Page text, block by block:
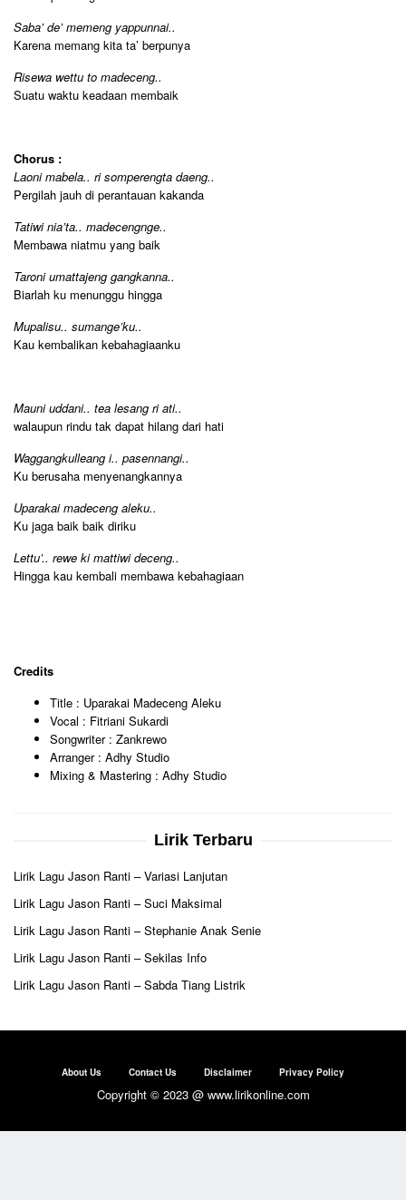
Saba’ de’ memeng yappunnai..
Karena memang kita ta’ berpunya
Risewa wettu to madeceng..
Suatu waktu keadaan membaik
Chorus :
Laoni mabela.. ri somperengta daeng..
Pergilah jauh di perantauan kakanda
Tatiwi nia’ta.. madecengnge..
Membawa niatmu yang baik
Taroni umattajeng gangkanna..
Biarlah ku menunggu hingga
Mupalisu.. sumange’ku..
Kau kembalikan kebahagiaanku
Mauni uddani.. tea lesang ri ati..
walaupun rindu tak dapat hilang dari hati
Waggangkulleang i.. pasennangi..
Ku berusaha menyenangkannya
Uparakai madeceng aleku..
Ku jaga baik baik diriku
Lettu’.. rewe ki mattiwi deceng..
Hingga kau kembali membawa kebahagiaan
Credits
Title : Uparakai Madeceng Aleku
Vocal : Fitriani Sukardi
Songwriter : Zankrewo
Arranger : Adhy Studio
Mixing & Mastering : Adhy Studio
Lirik Terbaru
Lirik Lagu Jason Ranti – Variasi Lanjutan
Lirik Lagu Jason Ranti – Suci Maksimal
Lirik Lagu Jason Ranti – Stephanie Anak Senie
Lirik Lagu Jason Ranti – Sekilas Info
Lirik Lagu Jason Ranti – Sabda Tiang Listrik
About Us Contact Us Disclaimer Privacy Policy
Copyright © 2023 @ www.lirikonline.com